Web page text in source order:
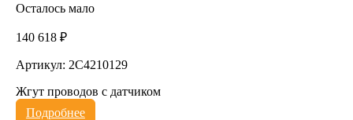
Осталось мало
140 618 ₽
Артикул: 2C4210129
Жгут проводов с датчиком
Подробнее